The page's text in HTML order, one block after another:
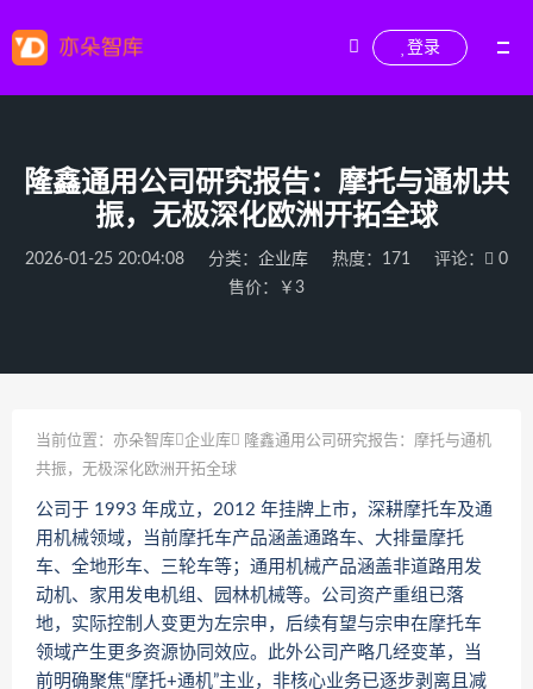
登录
隆鑫通用公司研究报告：摩托与通机共
振，无极深化欧洲开拓全球
2026-01-25 20:04:08 分类： 企业库 热度：171 评论：
0
售价：￥3
当前位置： 亦朵智库 企业库
隆鑫通用公司研究报告：摩托与通机
共振，无极深化欧洲开拓全球
公司于 1993 年成立，2012 年挂牌上市，深耕摩托车及通
用机械领域，当前摩托车产品涵盖通路车、大排量摩托
车、全地形车、三轮车等；通用机械产品涵盖非道路用发
动机、家用发电机组、园林机械等。公司资产重组已落
地，实际控制人变更为左宗申，后续有望与宗申在摩托车
领域产生更多资源协同效应。此外公司产略几经变革，当
前明确聚焦“摩托+通机”主业，非核心业务已逐步剥离且减